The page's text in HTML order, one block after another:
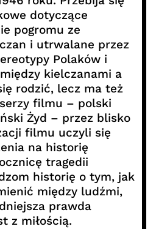
dotyczące
pogromu ze
i utrwalane przez
Polaków i
kielczanami a
rodzić, lecz ma też
filmu – polski
Żyd – przez blisko
filmu uczyli się
na historię
tragedii
historię o tym, jak
między ludźmi,
prawda
z miłością.